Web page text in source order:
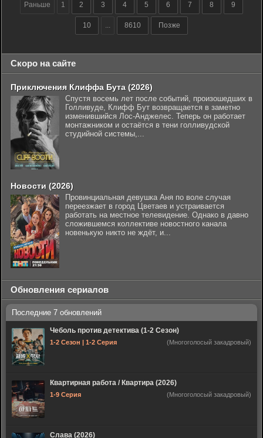
Раньше 1 2 3 4 5 6 7 8 9
10 ... 8610 Позже
Скоро на сайте
Приключения Клиффа Бута (2026)
Спустя восемь лет после событий, произошедших в
Голливуде, Клифф Бут возвращается в заметно
изменившийся Лос-Анджелес. Теперь он работает
монтажником и остаётся в тени голливудской
студийной системы,...
Новости (2026)
Провинциальная девушка Аня по воле случая
переезжает в город Цветаев и устраивается
работать на местное телевидение. Однако в давно
сложившемся коллективе новостного канала
новенькую никто не ждёт, и...
Обновления сериалов
Чеболь против детектива (1-2 Сезон)
1-2 Сезон | 1-2 Серия (Многоголосый закадровый)
Квартирная работа / Квартира (2026)
1-9 Серия (Многоголосый закадровый)
Слава (2026)